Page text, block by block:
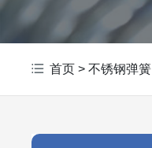
首页 >不锈钢弹簧